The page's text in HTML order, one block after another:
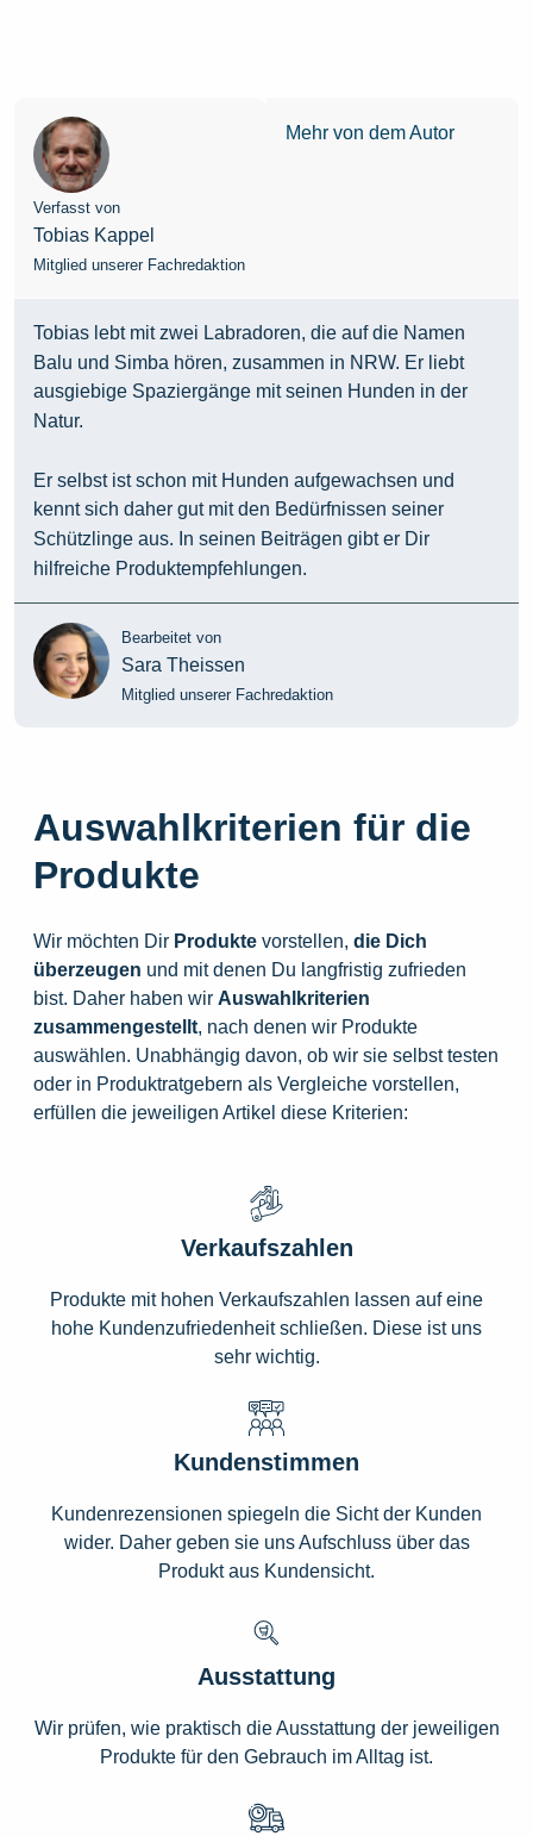
Verfasst von
Tobias Kappel
Mitglied unserer Fachredaktion
Mehr von dem Autor
Tobias lebt mit zwei Labradoren, die auf die Namen
Balu und Simba hören, zusammen in NRW. Er liebt
ausgiebige Spaziergänge mit seinen Hunden in der
Natur.
Er selbst ist schon mit Hunden aufgewachsen und
kennt sich daher gut mit den Bedürfnissen seiner
Schützlinge aus. In seinen Beiträgen gibt er Dir
hilfreiche Produktempfehlungen.
Bearbeitet von
Sara Theissen
Mitglied unserer Fachredaktion
Auswahlkriterien für die
Produkte
Wir möchten Dir Produkte vorstellen, die Dich
überzeugen und mit denen Du langfristig zufrieden
bist. Daher haben wir Auswahlkriterien
zusammengestellt, nach denen wir Produkte
auswählen. Unabhängig davon, ob wir sie selbst testen
oder in Produktratgebern als Vergleiche vorstellen,
erfüllen die jeweiligen Artikel diese Kriterien:
Verkaufszahlen
Produkte mit hohen Verkaufszahlen lassen auf eine
hohe Kundenzufriedenheit schließen. Diese ist uns
sehr wichtig.
Kundenstimmen
Kundenrezensionen spiegeln die Sicht der Kunden
wider. Daher geben sie uns Aufschluss über das
Produkt aus Kundensicht.
Ausstattung
Wir prüfen, wie praktisch die Ausstattung der jeweiligen
Produkte für den Gebrauch im Alltag ist.